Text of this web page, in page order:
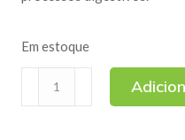
Em estoque